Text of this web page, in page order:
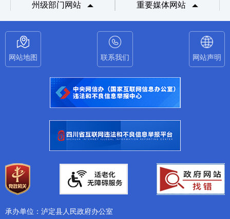
州级部门网站 重要媒体网站
网站地图 联系我们 网站声明
承办单位：泸定县人民政府办公室